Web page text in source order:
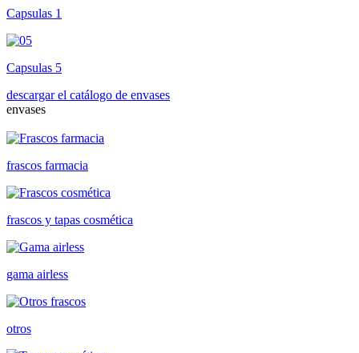
Capsulas 1
Capsulas 5
descargar el catálogo de envases
envases
frascos farmacia
frascos y tapas cosmética
gama airless
otros